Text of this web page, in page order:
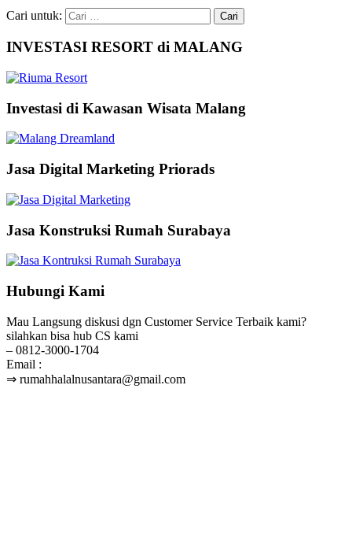
Cari untuk:
INVESTASI RESORT di MALANG
Investasi di Kawasan Wisata Malang
Jasa Digital Marketing Priorads
Jasa Konstruksi Rumah Surabaya
Hubungi Kami
Mau Langsung diskusi dgn Customer Service Terbaik kami?
silahkan bisa hub CS kami
– 0812-3000-1704
Email :
⇒ rumahhalalnusantara@gmail.com